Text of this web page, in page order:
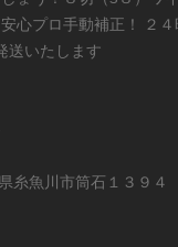
心プロ手動補正！ ２
送いたします
糸魚川市筒石１３９４